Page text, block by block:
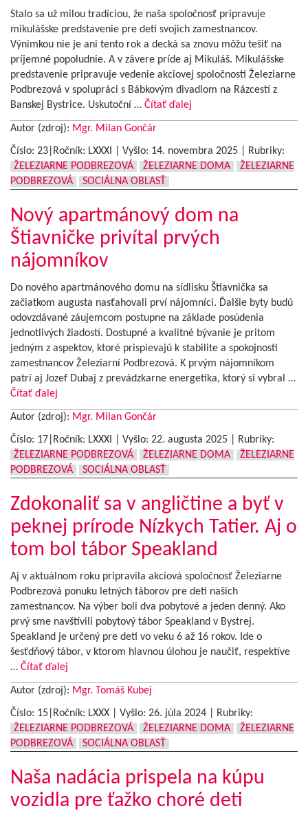
Stalo sa už milou tradíciou, že naša spoločnosť pripravuje
mikulášske predstavenie pre deti svojich zamestnancov.
Výnimkou nie je ani tento rok a decká sa znovu môžu tešiť na
príjemné popoludnie. A v závere príde aj Mikuláš. Mikulášske
predstavenie pripravuje vedenie akciovej spoločnosti Železiarne
Podbrezová v spolupráci s Bábkovým divadlom na Rázcestí z
Banskej Bystrice. Uskutoční … Čítať ďalej
Autor (zdroj): Mgr. Milan Gončár
Číslo: 23|Ročník: LXXXI | Vyšlo: 14. novembra 2025
Rubriky:
ŽELEZIARNE PODBREZOVÁ
ŽELEZIARNE DOMA
ŽELEZIARNE
PODBREZOVÁ
SOCIÁLNA OBLASŤ
Nový apartmánový dom na
Štiavničke privítal prvých
nájomníkov
Do nového apartmánového domu na sídlisku Štiavnička sa
začiatkom augusta nasťahovali prví nájomníci. Ďalšie byty budú
odovzdávané záujemcom postupne na základe posúdenia
jednotlivých žiadostí. Dostupné a kvalitné bývanie je pritom
jedným z aspektov, ktoré prispievajú k stabilite a spokojnosti
zamestnancov Železiarní Podbrezová. K prvým nájomníkom
patrí aj Jozef Dubaj z prevádzkarne energetika, ktorý si vybral …
Čítať ďalej
Autor (zdroj): Mgr. Milan Gončár
Číslo: 17|Ročník: LXXXI | Vyšlo: 22. augusta 2025
Rubriky:
ŽELEZIARNE PODBREZOVÁ
ŽELEZIARNE DOMA
ŽELEZIARNE
PODBREZOVÁ
SOCIÁLNA OBLASŤ
Zdokonaliť sa v angličtine a byť v
peknej prírode Nízkych Tatier. Aj o
tom bol tábor Speakland
Aj v aktuálnom roku pripravila akciová spoločnosť Železiarne
Podbrezová ponuku letných táborov pre deti našich
zamestnancov. Na výber boli dva pobytové a jeden denný. Ako
prvý sme navštívili pobytový tábor Speakland v Bystrej.
Speakland je určený pre deti vo veku 6 až 16 rokov. Ide o
šesťdňový tábor, v ktorom hlavnou úlohou je naučiť, respektíve
… Čítať ďalej
Autor (zdroj): Mgr. Tomáš Kubej
Číslo: 15|Ročník: LXXX | Vyšlo: 26. júla 2024
Rubriky:
ŽELEZIARNE PODBREZOVÁ
ŽELEZIARNE DOMA
ŽELEZIARNE
PODBREZOVÁ
SOCIÁLNA OBLASŤ
Naša nadácia prispela na kúpu
vozidla pre ťažko choré deti